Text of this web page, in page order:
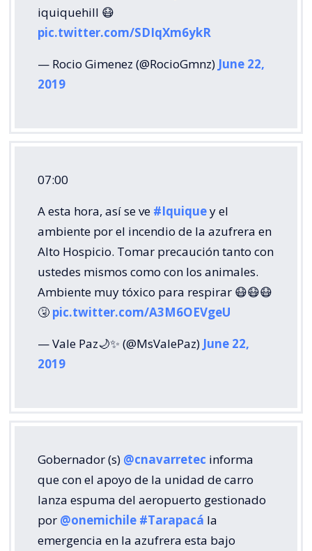
iquiquehill 😷
pic.twitter.com/SDIqXm6ykR
— Rocio Gimenez (@RocioGmnz) June 22,
2019
07:00
A esta hora, así se ve #Iquiquey el
ambiente por el incendio de la azufrera en
Alto Hospicio. Tomar precaución tanto con
ustedes mismos como con los animales.
Ambiente muy tóxico para respirar 😷😷😷
🤧 pic.twitter.com/A3M6OEVgeU
— Vale Paz🌙✨ (@MsValePaz) June 22,
2019
Gobernador (s) @cnavarretec informa
que con el apoyo de la unidad de carro
lanza espuma del aeropuerto gestionado
por @onemichile #Tarapacá la
emergencia en la azufrera esta bajo